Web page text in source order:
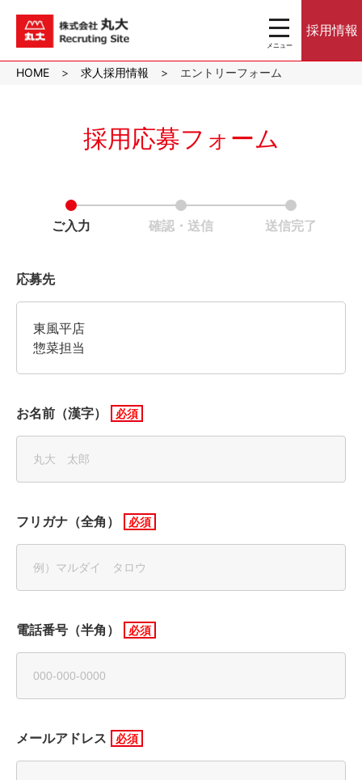
沖縄のスーパーマ
ーケット株式会社
toggle
navigation
メニュー
採用情報
HOME 求人採用情報 エントリーフォーム
採用応募フォーム
ご入力 確認・送信 送信完了
応募先
東風平店
惣菜担当
お名前（漢字）
フリガナ（全角）
電話番号（半角）
メールアドレス